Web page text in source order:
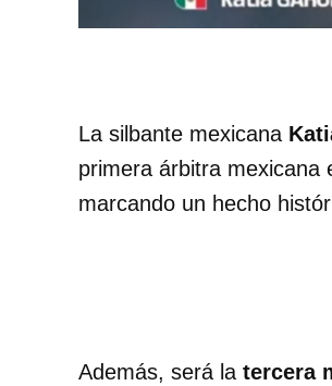
La silbante mexicana
primera árbitra mexicana
marcando un hecho
Además, será la tercera